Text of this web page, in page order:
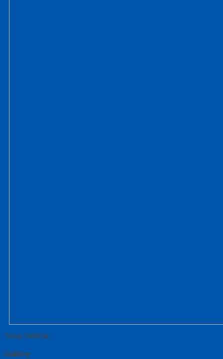
Tutup Sidebar
Gallery